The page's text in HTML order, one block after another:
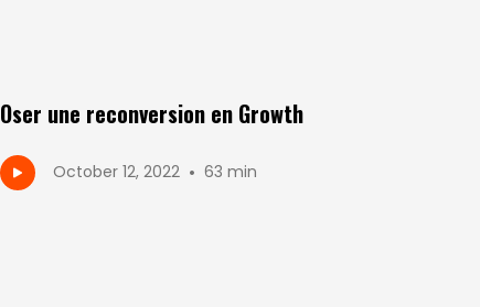
Oser une reconversion en Growth
October 12, 2022 • 63 min